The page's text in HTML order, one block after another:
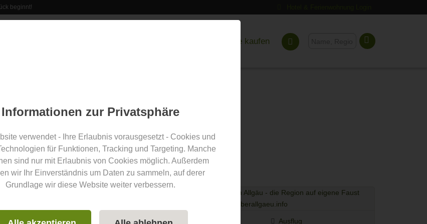
beginnt!
Gutscheine kaufen
oberallgaeu.info Blog
zum ThemaFerienregion
Ausflug
Informationen zur Privatsphäre
verwendet - Ihre Erlaubnis vorausgesetzt - Cookies und
für Funktionen, Tracking und Targeting. Manche
sind nur mit Erlaubnis von Cookies möglich. Außerdem
wir Ihr Einverständnis um Daten zu sammeln, auf derer
Grundlage wir diese Website weiter verbessern.